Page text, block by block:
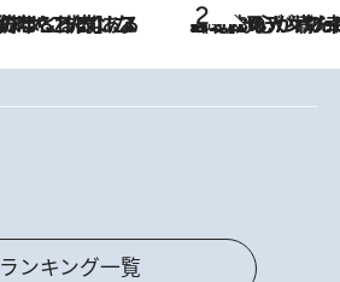
2026.8.8
《北欧の人々の幸福度が高いのは…》元デンマーク親善大使が出会った“心が満たされる暮らし”「いいかげんにヒュッゲしなさい！」
ランキング一覧